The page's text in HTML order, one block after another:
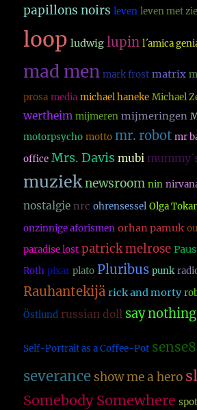
papillons noirs leven leven met
loop ludwig lupin l´amica
mad men mark frost matrix
prosa media michael haneke Michael
wertheim mijmeren mijmeringen
motorpsycho motto mr. robot mr
office Mrs. Davis mubi
muzieknewsroom nin
nostalgie nrc ohrensessel Olga
onzinnige aforismen orhan pamuk
paradise lost patrick melrose
Roth pixar plato Pluribus punk
Rauhantekijä rick and morty
Östlund russian doll say nothing
Self-Portrait as a Coffee-Pot sense8
severance show me a hero
Somebody Somewhere